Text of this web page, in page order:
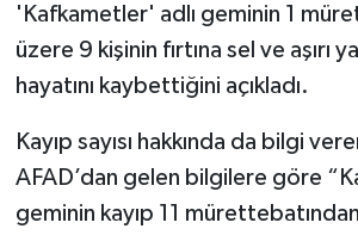
'Kafkametler' adlı geminin 1
üzere 9 kişinin fırtına sel ve aşırı
hayatını kaybettiğini açıkladı.
Kayıp sayısı hakkında da bilgi
AFAD’dan gelen bilgilere göre
geminin kayıp 11